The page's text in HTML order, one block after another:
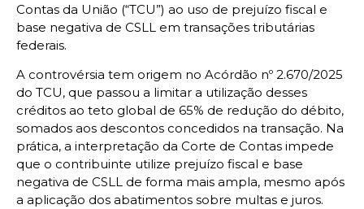
Contas da União (“TCU”) ao uso de prejuízo fiscal e
base negativa de CSLL em transações tributárias
federais.
A controvérsia tem origem no Acórdão nº 2.670/2025
do TCU, que passou a limitar a utilização desses
créditos ao teto global de 65% de redução do débito,
somados aos descontos concedidos na transação. Na
prática, a interpretação da Corte de Contas impede
que o contribuinte utilize prejuízo fiscal e base
negativa de CSLL de forma mais ampla, mesmo após
a aplicação dos abatimentos sobre multas e juros.